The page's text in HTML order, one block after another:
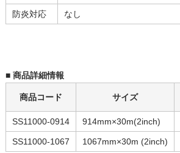
防炎対応 なし
■ 商品詳細情報
商品コード サイズ
SS11000-0914 914mm×30m(2inch)
SS11000-1067 1067mm×30m (2inch)